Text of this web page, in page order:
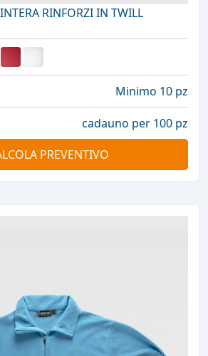
RINFORZI IN TWILL
Minimo 10 pz
cadauno per 100 pz
PREVENTIVO